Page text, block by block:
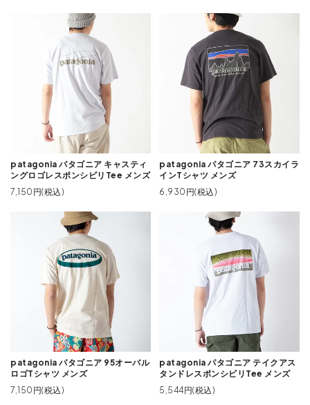
patagonia パタゴニア キャスティ
ングロゴレスポンシビリTee メンズ
7,150円(税込)
patagonia パタゴニア 73スカイラ
インTシャツ メンズ
6,930円(税込)
patagonia パタゴニア 95オーバル
ロゴTシャツ メンズ
7,150円(税込)
patagonia パタゴニア テイクアス
タンドレスポンシビリTee メンズ
5,544円(税込)